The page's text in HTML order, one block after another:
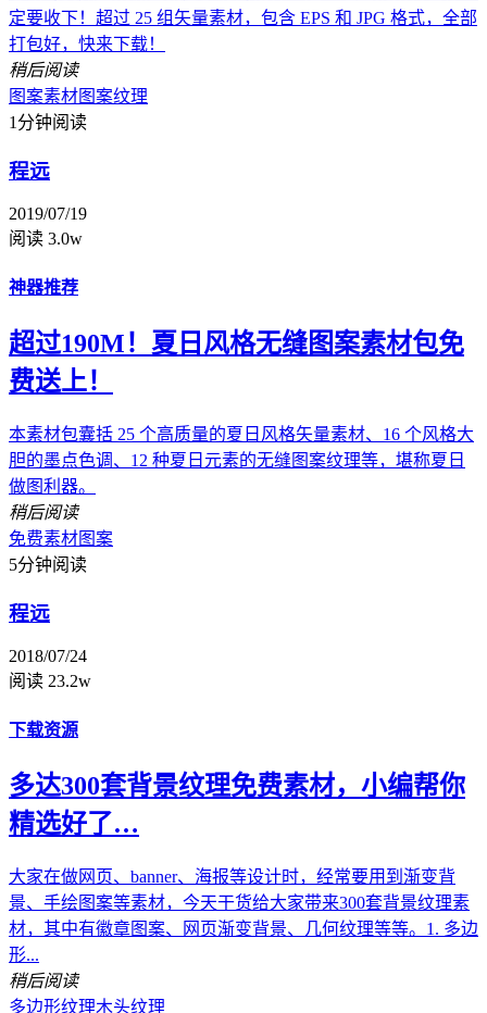
定要收下！超过 25 组矢量素材，包含 EPS 和 JPG 格式，全部
打包好，快来下载！
稍后阅读
图案素材图案纹理
1分钟阅读
程远
2019/07/19
阅读 3.0w
神器推荐
超过190M！夏日风格无缝图案素材包免
费送上！
本素材包囊括 25 个高质量的夏日风格矢量素材、16 个风格大
胆的墨点色调、12 种夏日元素的无缝图案纹理等，堪称夏日
做图利器。
稍后阅读
免费素材图案
5分钟阅读
程远
2018/07/24
阅读 23.2w
下载资源
多达300套背景纹理免费素材，小编帮你
精选好了…
大家在做网页、banner、海报等设计时，经常要用到渐变背
景、手绘图案等素材，今天干货给大家带来300套背景纹理素
材，其中有徽章图案、网页渐变背景、几何纹理等等。1. 多边
形...
稍后阅读
多边形纹理木头纹理